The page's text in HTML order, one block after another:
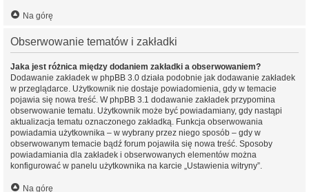
Na górę
Obserwowanie tematów i zakładki
Jaka jest różnica między dodaniem zakładki a obserwowaniem?
Dodawanie zakładek w phpBB 3.0 działa podobnie jak dodawanie zakładek
w przeglądarce. Użytkownik nie dostaje powiadomienia, gdy w temacie
pojawia się nowa treść. W phpBB 3.1 dodawanie zakładek przypomina
obserwowanie tematu. Użytkownik może być powiadamiany, gdy nastąpi
aktualizacja tematu oznaczonego zakładką. Funkcja obserwowania
powiadamia użytkownika – w wybrany przez niego sposób – gdy w
obserwowanym temacie bądź forum pojawiła się nowa treść. Sposoby
powiadamiania dla zakładek i obserwowanych elementów można
konfigurować w panelu użytkownika na karcie „Ustawienia witryny”.
Na górę